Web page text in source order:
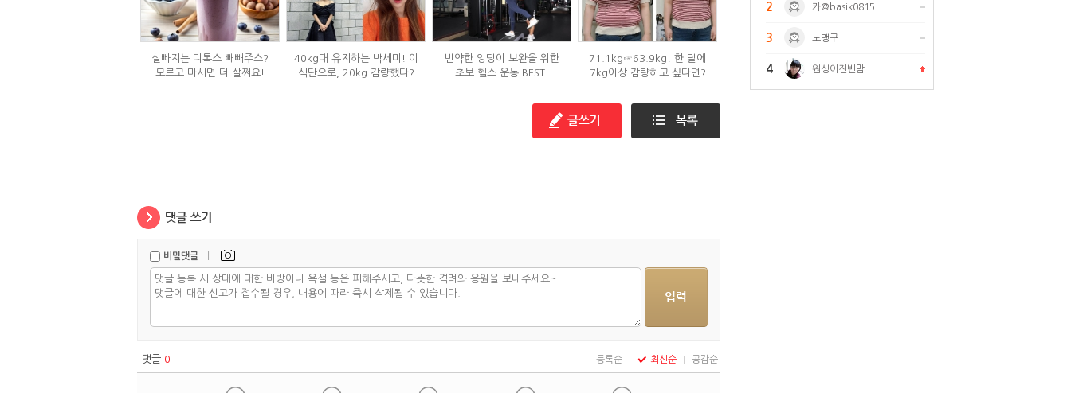
살빠지는 디톡스 빼빼주스?
모르고 마시면 더 살쩌요!
40kg대 유지하는 박세미! 이
식단으로, 20kg 감량했다?
빈약한 엉덩이 보완을 위한
초보 헬스 운동 BEST!
71.1kg☞63.9kg! 한 달에
7kg이상 감량하고 싶다면?
비밀댓글 |
댓글 0 등록순 최신순 공감순
2 카@basik0815
3 노맹구
4 원싱이진빈맘